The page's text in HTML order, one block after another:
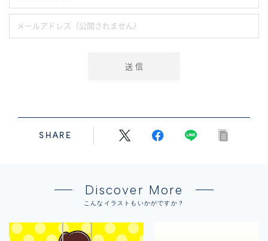
SHARE
Discover More
こんなイラストもいかがですか？